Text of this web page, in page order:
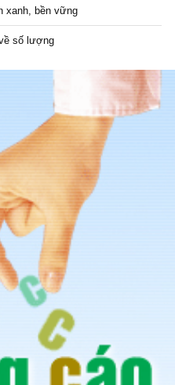
xanh, bền vững
số lượng